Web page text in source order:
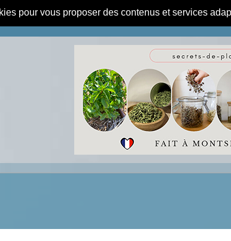
pour vous proposer des contenus et services